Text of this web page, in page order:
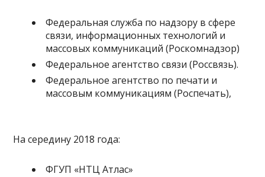
Федеральная служба по надзору в сфере
связи, информационных технологий и
массовых коммуникаций (Роскомнадзор)
Федеральное агентство связи (Россвязь).
Федеральное агентство по печати и
массовым коммуникациям (Роспечать),
На середину 2018 года:
ФГУП «НТЦ Атлас»